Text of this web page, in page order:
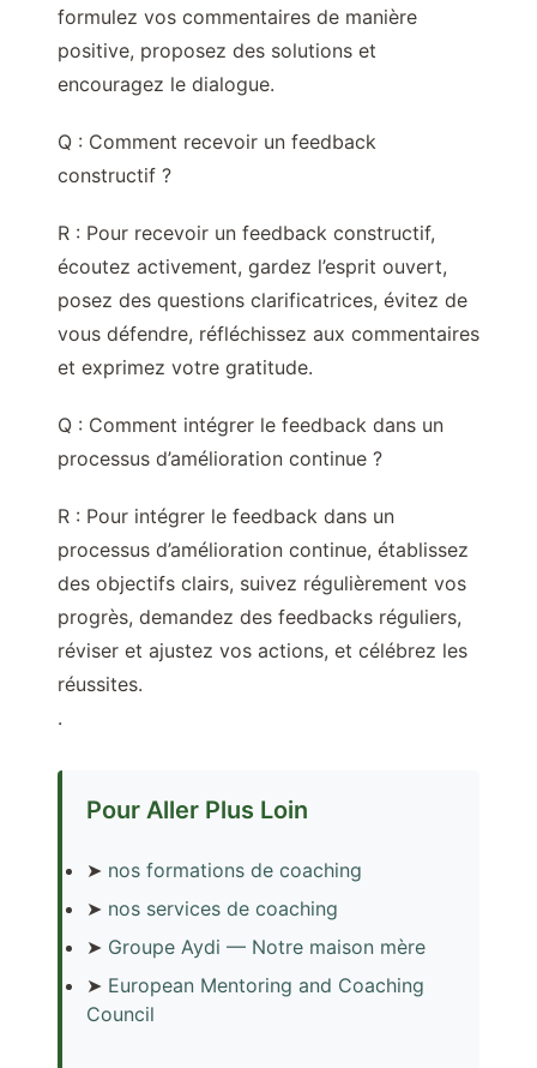
formulez vos commentaires de manière
positive, proposez des solutions et
encouragez le dialogue.
Q : Comment recevoir un feedback
constructif ?
R : Pour recevoir un feedback constructif,
écoutez activement, gardez l’esprit ouvert,
posez des questions clarificatrices, évitez de
vous défendre, réfléchissez aux commentaires
et exprimez votre gratitude.
Q : Comment intégrer le feedback dans un
processus d’amélioration continue ?
R : Pour intégrer le feedback dans un
processus d’amélioration continue, établissez
des objectifs clairs, suivez régulièrement vos
progrès, demandez des feedbacks réguliers,
réviser et ajustez vos actions, et célébrez les
réussites.
.
Pour Aller Plus Loin
➤ nos formations de coaching
➤ nos services de coaching
➤ Groupe Aydi — Notre maison mère
➤ European Mentoring and Coaching
Council